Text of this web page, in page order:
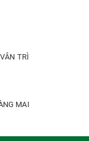
TRÌ
MAI